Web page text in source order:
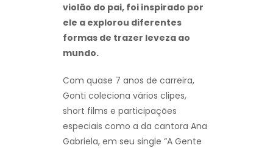
violão do pai, foi inspirado por
ele a explorou diferentes
formas de trazer leveza ao
mundo.
Com quase 7 anos de carreira,
Gonti coleciona vários clipes,
short films e participações
especiais como a da cantora Ana
Gabriela, em seu single “A Gente